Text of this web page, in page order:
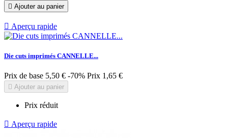
 Ajouter au panier
 Aperçu rapide
Die cuts imprimés CANNELLE...
Prix de base 5,50 € -70% Prix 1,65 €
 Ajouter au panier
Prix réduit
 Aperçu rapide